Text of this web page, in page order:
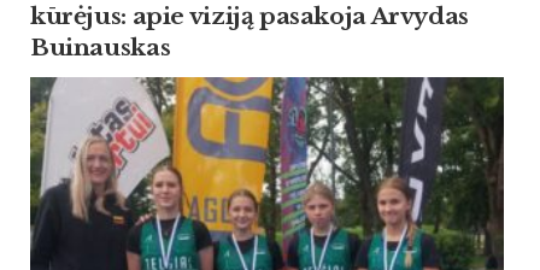
kūrėjus: apie viziją pasakoja Arvydas
Buinauskas